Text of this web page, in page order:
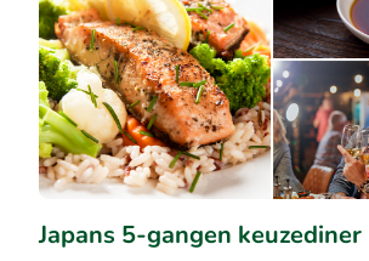
Japans 5-gangen keuzediner